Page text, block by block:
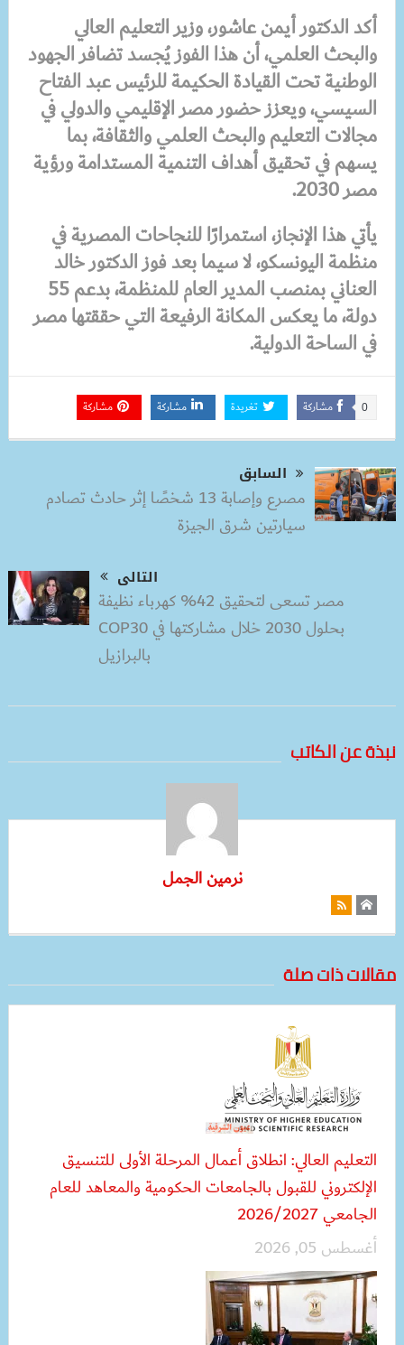
أكد الدكتور أيمن عاشور، وزير التعليم العالي
والبحث العلمي، أن هذا الفوز يُجسد تضافر الجهود
الوطنية تحت القيادة الحكيمة للرئيس عبد الفتاح
السيسي، ويعزز حضور مصر الإقليمي والدولي في
مجالات التعليم والبحث العلمي والثقافة، بما
يسهم في تحقيق أهداف التنمية المستدامة ورؤية
مصر 2030.
يأتي هذا الإنجاز، استمرارًا للنجاحات المصرية في
منظمة اليونسكو، لا سيما بعد فوز الدكتور خالد
العناني بمنصب المدير العام للمنظمة، بدعم 55
دولة، ما يعكس المكانة الرفيعة التي حققتها مصر
في الساحة الدولية.
مشاركة 0 تغريدة مشاركة مشاركة
السابق
مصرع وإصابة 13 شخصًا إثر حادث تصادم
سيارتين شرق الجيزة
التالى
مصر تسعى لتحقيق 42% كهرباء نظيفة
بحلول 2030 خلال مشاركتها في COP30
بالبرازيل
نبذة عن الكاتب
نرمين الجمل
مقالات ذات صلة
التعليم العالي: انطلاق أعمال المرحلة الأولى للتنسيق
الإلكتروني للقبول بالجامعات الحكومية والمعاهد للعام
الجامعي 2026/2027
أغسطس 05, 2026